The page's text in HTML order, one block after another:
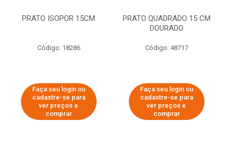
PRATO ISOPOR 15CM
Código: 18286
Faça seu login ou
cadastre-se para
ver preços e
comprar
PRATO QUADRADO 15 CM
DOURADO
Código: 48717
Faça seu login ou
cadastre-se para
ver preços e
comprar